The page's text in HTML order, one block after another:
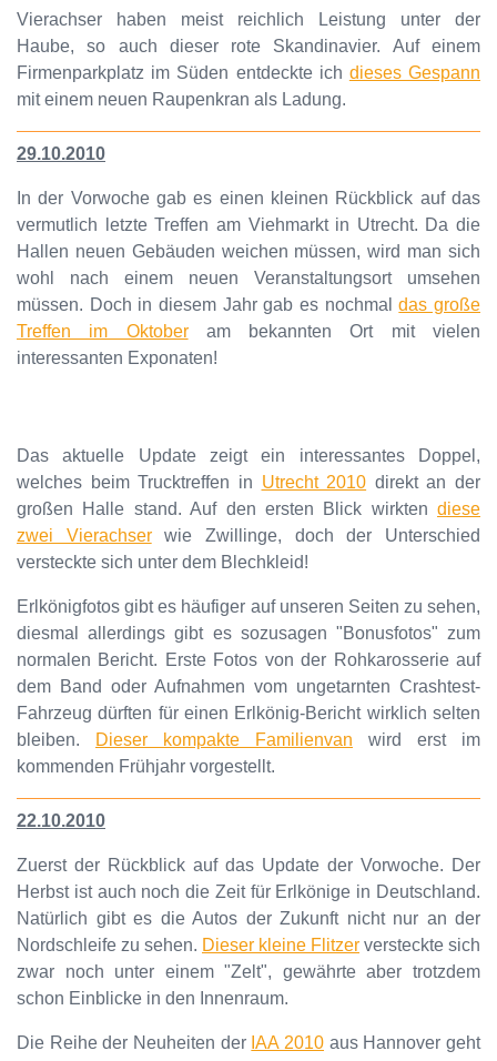
Vierachser haben meist reichlich Leistung unter der
Haube, so auch dieser rote Skandinavier. Auf einem
Firmenparkplatz im Süden entdeckte ich dieses Gespann
mit einem neuen Raupenkran als Ladung.
29.10.2010
In der Vorwoche gab es einen kleinen Rückblick auf das
vermutlich letzte Treffen am Viehmarkt in Utrecht. Da die
Hallen neuen Gebäuden weichen müssen, wird man sich
wohl nach einem neuen Veranstaltungsort umsehen
müssen. Doch in diesem Jahr gab es nochmaldas große
Treffen im Oktoberam bekannten Ort mit vielen
interessanten Exponaten!
Das aktuelle Update zeigt ein interessantes Doppel,
welches beim Trucktreffen in Utrecht 2010 direkt an der
großen Halle stand. Auf den ersten Blick wirkten diese
zwei Vierachserwie Zwillinge, doch der Unterschied
versteckte sich unter dem Blechkleid!
Erlkönigfotos gibt es häufiger auf unseren Seiten zu sehen,
diesmal allerdings gibt es sozusagen "Bonusfotos" zum
normalen Bericht. Erste Fotos von der Rohkarosserie auf
dem Band oder Aufnahmen vom ungetarnten Crashtest-
Fahrzeug dürften für einen Erlkönig-Bericht wirklich selten
bleiben.
Dieser kompakte Familienvan wird erst im
kommenden Frühjahr vorgestellt.
22.10.2010
Zuerst der Rückblick auf das Update der Vorwoche. Der
Herbst ist auch noch die Zeit für Erlkönige in Deutschland.
Natürlich gibt es die Autos der Zukunft nicht nur an der
Nordschleife zu sehen. Dieser kleine Flitzer versteckte sich
zwar noch unter einem "Zelt", gewährte aber trotzdem
schon Einblicke in den Innenraum.
Die Reihe der Neuheiten der IAA 2010 aus Hannover geht